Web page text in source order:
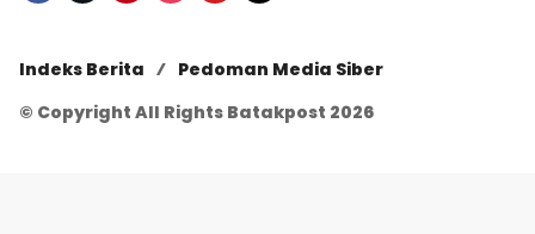
Indeks Berita
Pedoman Media Siber
© Copyright All Rights Batakpost 2026